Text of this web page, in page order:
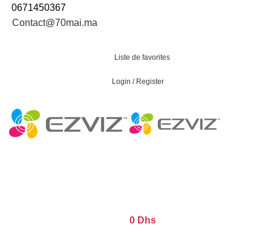
0671450367
Contact@70mai.ma
Liste de favorites
Login / Register
0 Dhs